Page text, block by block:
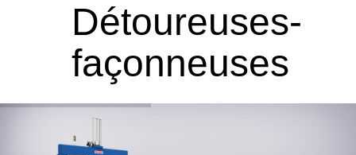
Détoureuses-
façonneuses